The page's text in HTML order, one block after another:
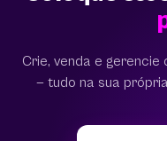
Crie, venda e gerencie
— tudo na sua